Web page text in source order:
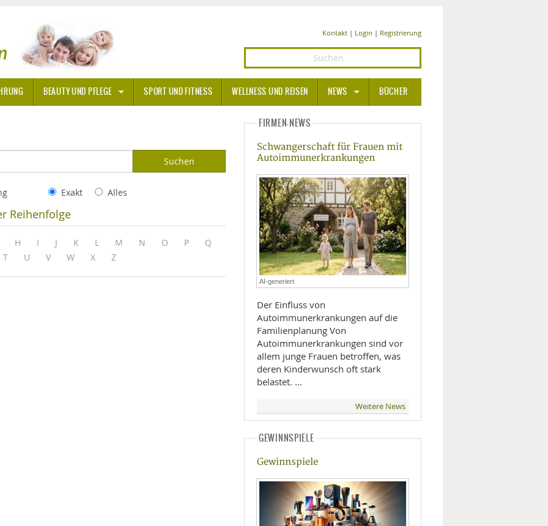
Kontakt| Login | Registrierung
THERAPIE
BLÜTEN
BEAUTY UND PFLEGE SPORT UND FITNESS WELLNESS UND REISEN NEWS
MEDIZIN UND PHARMA
ERNÄHRUNG
BEAUTY UND PFLEGE
SPORT UND FITNESS
WELLNESS UND REISEN
LIFESTYLE
MOBILITÄT
BÜCHER
Exakt Alles
Reihenfolge
H I J K L M N O P
Q
T U V W X Z
FIRMEN-NEWS
Schwangerschaft für Frauen mit
Autoimmunerkrankungen
AI-generiert
Der Einfluss von
Autoimmunerkrankungen auf die
Familienplanung Von
Autoimmunerkrankungen sind vor
allem junge Frauen betroffen, was
deren Kinderwunsch oft stark
belastet. …
Weitere News
GEWINNSPIELE
Gewinnspiele